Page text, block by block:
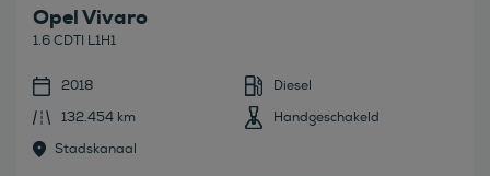
Opel Vivaro
1.6 CDTI L1H1
2018
Diesel
132.454 km
Handgeschakeld
Stadskanaal